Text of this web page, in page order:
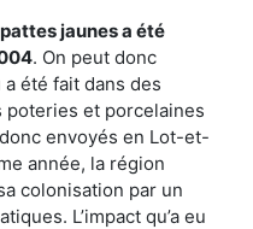
jaunes a été
. On peut donc
été fait dans des
et porcelaines
envoyés en Lot-et-
année, la région
colonisation par un
L’impact qu’a eu